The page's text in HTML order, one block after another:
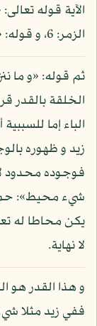
الآية قوله
الزمر: 6، و قوله: «و أنزلنا الحديد»: الحديد: 25.
ثم قوله: «و ما
الخلقة بالقدر
الباء إما
زيد و ظهوره
فوجوده محدود
يكن محاطا له
لا نهاية.
و هذا القدر هو
ففي زيد مثلا